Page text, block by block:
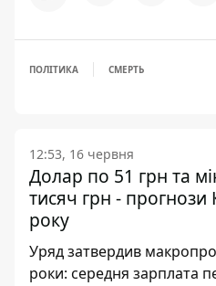
ПОЛІТИКА СМЕРТЬ
12:53, 16 червня
Долар по 51 грн та
тисяч грн - прогнози
року
Уряд затвердив
роки: середня зарплата